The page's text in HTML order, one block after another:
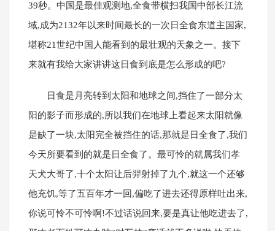
39秒。中国是最佳观测地,全食带横扫我国中部长江流
域,成为2132年以来时间最长的一次日全食东道主国家,
堪称21世纪中国人能看到的最壮观的天象之一。接下
来就有我给大家讲讲这日食到底是怎么形成的吧?
日食是月亮转到太阳和地球之间,挡住了一部分太
阳的影子而形成的,所以我们在地球上看起来太阳就像
是缺了一块,太阳完全被挡住的话,那就是日全食了,我们
今天所要看到的就是日全食了。最可怜的就属我们孝
天犬大哥了,十个太阳让后羿射掉了九个,就这一个还够
他充饥,等了五百年才一回,偏吃了进去还得原样吐出来,
你说可怜不可怜啊!不过话说回来,要是真让他吃进去了,